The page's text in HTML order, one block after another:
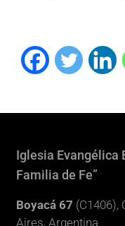
Iglesia Evangélica
Familia de Fe”
Boyacá 67 (C1406),
Aires, Argentina